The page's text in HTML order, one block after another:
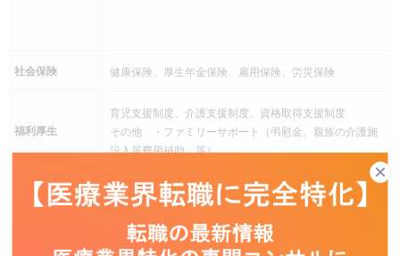
社会保険 健康保険、厚生年金保険、雇用保険、労災保険
福利厚生
育児支援制度、介護支援制度、資格取得支援制度
その他 ・ファミリーサポート（弔慰金、親族の介護施
設入居費用補助 等）
本社の住所に同じ
東京都港区
東京メトロ 日比谷線 「六本木駅」徒歩約0分、コンコ
ースにて直結